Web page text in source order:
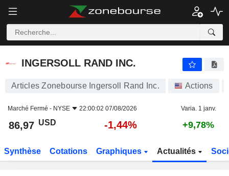
INGERSOLL RAND INC.
INGERSOLL RAND INC.
Articles Zonebourse Ingersoll Rand Inc. Actions
Marché Fermé - NYSE 22:00:02 07/08/2026 Varia. 1 janv.
86,97 USD -1,44% +9,78%
Synthèse Cotations Graphiques Actualités